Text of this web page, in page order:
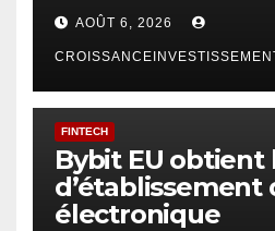
AOÛT 6, 2026
FINTECH
Bybit EU obtient
d’établissement
électronique